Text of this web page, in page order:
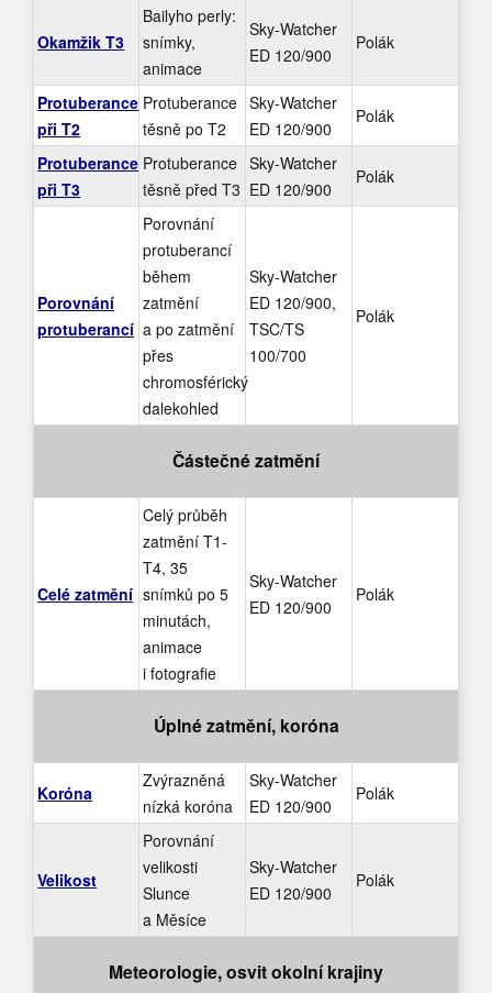
Okamžik T3
Bailyho perly:
snímky,
animace
Sky-Watcher
ED 120/900
Polák
Protuberance
při T2
Protuberance
těsně po T2
Sky-Watcher
ED 120/900
Polák
Protuberance
při T3
Protuberance
těsně před T3
Sky-Watcher
ED 120/900
Polák
Porovnání
protuberancí
Porovnání
protuberancí
během
zatmění
a po zatmění
přes
chromosférický
dalekohled
Sky-Watcher
ED 120/900,
TSC/TS
100/700
Polák
Částečné zatmění
Celé zatmění
Celý průběh
zatmění T1-
T4, 35
snímků po 5
minutách,
animace
i fotografie
Sky-Watcher
ED 120/900
Polák
Úplné zatmění, koróna
Koróna
Zvýrazněná
nízká koróna
Sky-Watcher
ED 120/900
Polák
Velikost
Porovnání
velikosti
Slunce
a Měsíce
Sky-Watcher
ED 120/900
Polák
Meteorologie, osvit okolní krajiny